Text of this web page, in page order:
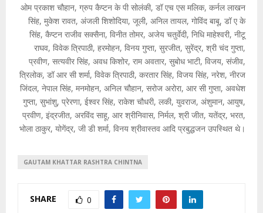
ओम प्रकाश चौहान, ग्रुप कैप्टन के पी सोलंकी, डॉ एच एस मलिक, कर्नल लाखन
सिंह, मुकेश रावत, अंजली शिशोदिया, जूली, अनिल तायल, गोविंद बाबू, डॉ ए के
सिंह, कैप्टन राजीव सक्सैना, विनीत तोमर, अजेय चतुर्वेदी, निधि माहेश्वरी, नीटू
राघव, विवेक त्रिपाठी, हरमोहन, विनय गुप्ता, सुरजीत, सुरेंद्र, श्री चंद गुप्ता,
प्रवीण, सत्यवीर सिंह, अवध किशोर, राम अवतार, सुबोध भाटी, विजय, संजीव,
त्रिलोक, डॉ आर सी शर्मा, विवेक त्रिपाठी, करतार सिंह, विजय सिंह, नरेश, नीरज
जिंदल, नेपाल सिंह, मनमोहन, अनिल चौहान, सरोज अरोरा, आर सी गुप्ता, अवधेश
गुप्ता, सुभांशु, प्रेरणा, ईश्वर सिंह, राकेश चौधरी, लकी, युवराज, अंशुमान, आयुष,
प्रवीण, इंद्रजीत, अरविंद साहू, आर श्रीनिवास, निर्मल, श्री जीत, यतेंद्र, भरत,
भोला ठाकुर, योगेंद्र, जी डी शर्मा, विनय श्रीवास्तव आदि प्रबुद्धजन उपस्थित थे।
GAUTAM KHATTAR RASHTRA CHINTNA
SHARE 0